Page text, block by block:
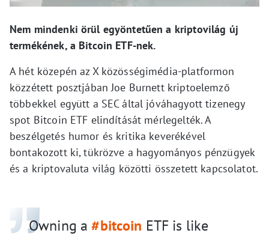
Nem mindenki örül egyöntetűen a kriptovilág új
termékének, a Bitcoin ETF-nek.
A hét közepén az X közösségimédia-platformon
közzétett posztjában Joe Burnett kriptoelemző
többekkel együtt a SEC által jóváhagyott tizenegy
spot Bitcoin ETF elindítását mérlegelték. A
beszélgetés humor és kritika keverékével
bontakozott ki, tükrözve a hagyományos pénzügyek
és a kriptovaluta világ közötti összetett kapcsolatot.
Owning a#bitcoin ETF is like